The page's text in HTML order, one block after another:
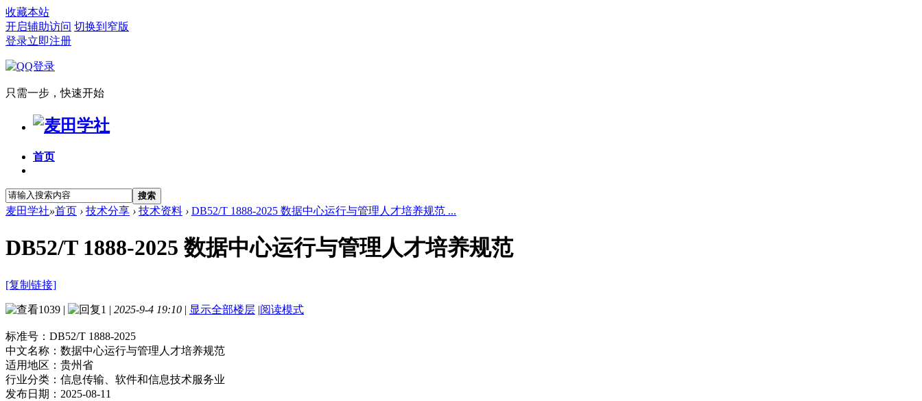
收藏本站
开启辅助访问 切换到窄版
登录立即注册
只需一步，快速开始
首页
搜索
麦田学社»首页 › 技术分享 › 技术资料 › DB52/T 1888-2025 数据中心运行与管理人才培养规范 ...
DB52/T 1888-2025 数据中心运行与管理人才培养规范
[复制链接]
1039 | 1 | 2025-9-4 19:10 | 显示全部楼层 |阅读模式
标准号： DB52/T 1888-2025
中文名称： 数据中心运行与管理人才培养规范
适用地区： 贵州省
行业分类： 信息传输、软件和信息技术服务业
发布日期： 2025-08-11